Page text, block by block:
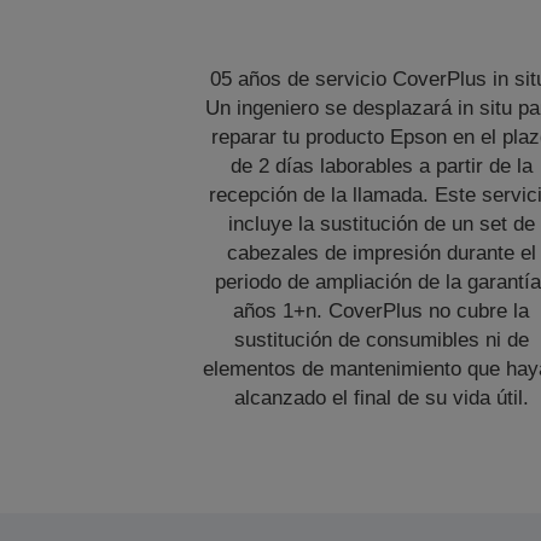
05 años de servicio CoverPlus in
Un ingeniero se desplazará in situ
reparar tu producto Epson en el
de 2 días laborables a partir de la
recepción de la llamada. Este
incluye la sustitución de un set de
cabezales de impresión durante el
periodo de ampliación de la
años 1+n. CoverPlus no cubre la
sustitución de consumibles ni de
elementos de mantenimiento que
alcanzado el final de su vida útil.